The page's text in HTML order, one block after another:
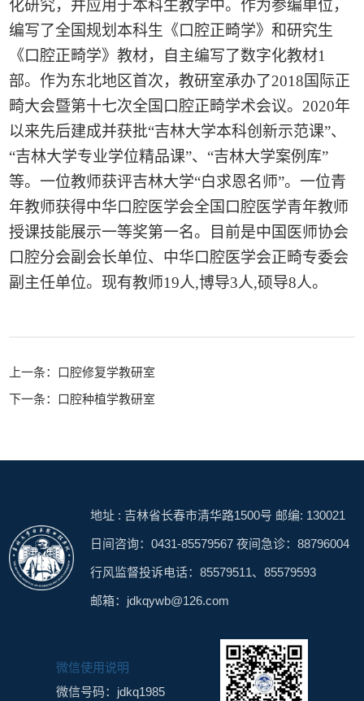
化研究，并应用于本科生教学中。作为参编单位，
编写了全国规划本科生《口腔正畸学》和研究生
《口腔正畸学》教材，自主编写了数字化教材1
部。作为东北地区首次，教研室承办了2018 国际正
畸大会暨第十七次全国口腔正畸学术会议。 2020年
以来先后建成并获批“吉林大学本科创新示范课”、
“吉林大学专业学位精品课”、“吉林大学案例库”
等。一位教师获评吉林大学“白求恩名师”。一位青
年教师获得中华口腔医学会全国口腔医学青年教师
授课技能展示一等奖第一名。目前是中国医师协会
口腔分会副会长单位、中华口腔医学会正畸专委会
副主任单位。现有教师19人,博导3人,硕导8人。
上一条：口腔修复学教研室
下一条：口腔种植学教研室
地址 : 吉林省长春市清华路1500号 邮编: 130021
日间咨询：0431-85579567 夜间急诊：88796004
行风监督投诉电话：85579511、85579593
邮箱：jdkqywb@126.com
微信使用说明
微信号码：jdkq1985